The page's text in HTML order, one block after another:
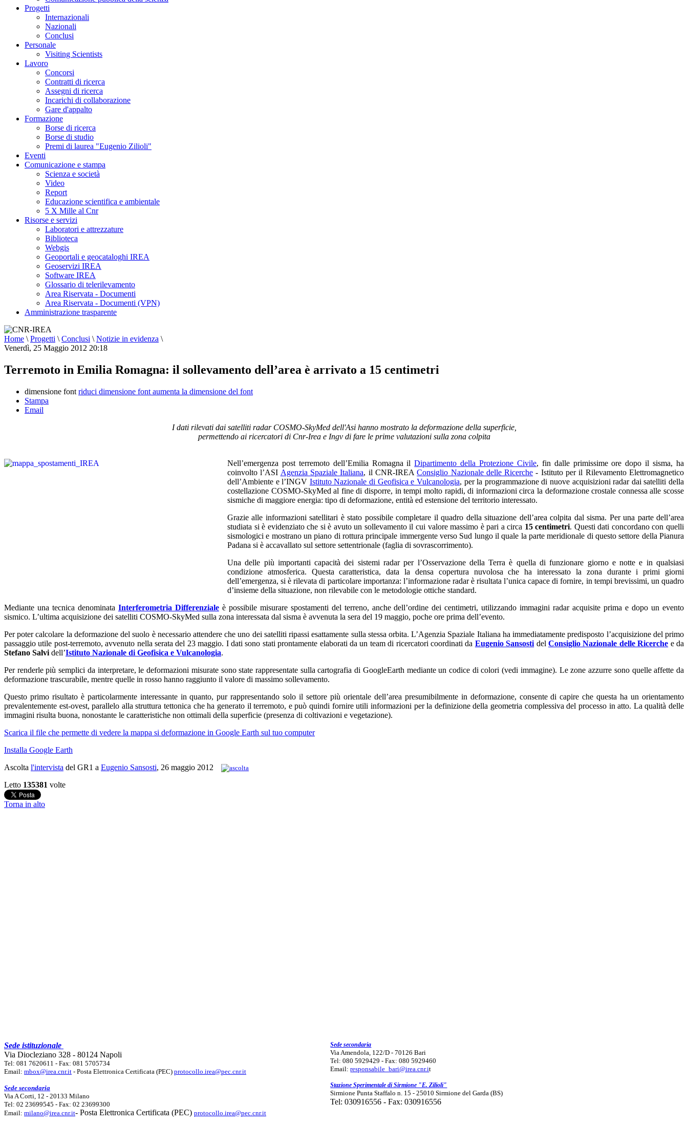
Progetti
Internazionali
Nazionali
Conclusi
Personale
Visiting Scientists
Lavoro
Concorsi
Contratti di ricerca
Assegni di ricerca
Incarichi di collaborazione
Gare d'appalto
Formazione
Borse di ricerca
Borse di studio
Premi di laurea "Eugenio Zilioli"
Eventi
Comunicazione e stampa
Scienza e società
Video
Report
Educazione scientifica e ambientale
5 X Mille al Cnr
Risorse e servizi
Laboratori e attrezzature
Biblioteca
Webgis
Geoportali e geocataloghi IREA
Geoservizi IREA
Software IREA
Glossario di telerilevamento
Area Riservata - Documenti
Area Riservata - Documenti (VPN)
Amministrazione trasparente
Home \ Progetti \ Conclusi \ Notizie in evidenza \
Venerdì, 25 Maggio 2012 20:18
Terremoto in Emilia Romagna: il sollevamento dell’area è arrivato a 15 centimetri
dimensione font riduci dimensione font aumenta la dimensione del font
Stampa
Email
I dati rilevati dai satelliti radar COSMO-SkyMed dell'Asi hanno mostrato la deformazione della superficie,
permettendo ai ricercatori di Cnr-Irea e Ingv di fare le prime valutazioni sulla zona colpita
Nell’emergenza post terremoto dell’Emilia Romagna ilDipartimento della Protezione Civile, fin dalle primissime ore dopo il sisma, ha
coinvolto l’ASI Agenzia Spaziale Italiana, il CNR-IREAConsiglio Nazionale delle Ricerche - Istituto per il Rilevamento Elettromagnetico
dell’Ambiente e l’INGV Istituto Nazionale di Geofisica e Vulcanologia, per la programmazione di nuove acquisizioni radar dai satelliti della
costellazione COSMO-SkyMed al fine di disporre, in tempi molto rapidi, di informazioni circa la deformazione crostale connessa alle scosse
sismiche di maggiore energia: tipo di deformazione, entità ed estensione del territorio interessato.
Grazie alle informazioni satellitari è stato possibile completare il quadro della situazione dell’area colpita dal sisma. Per una parte dell’area
studiata si è evidenziato che si è avuto un sollevamento il cui valore massimo è pari a circa 15 centimetri. Questi dati concordano con quelli
sismologici e mostrano un piano di rottura principale immergente verso Sud lungo il quale la parte meridionale di questo settore della Pianura
Padana si è accavallato sul settore settentrionale (faglia di sovrascorrimento).
Una delle più importanti capacità dei sistemi radar per l’Osservazione della Terra è quella di funzionare giorno e notte e in qualsiasi
condizione atmosferica. Questa caratteristica, data la densa copertura nuvolosa che ha interessato la zona durante i primi giorni
dell’emergenza, si è rilevata di particolare importanza: l’informazione radar è risultata l’unica capace di fornire, in tempi brevissimi, un quadro
d’insieme della situazione, non rilevabile con le metodologie ottiche standard.
Mediante una tecnica denominata Interferometria Differenzialeè possibile misurare spostamenti del terreno, anche dell’ordine dei centimetri, utilizzando immagini radar acquisite prima e dopo un evento
sismico. L’ultima acquisizione dei satelliti COSMO-SkyMed sulla zona interessata dal sisma è avvenuta la sera del 19 maggio, poche ore prima dell’evento.
Per poter calcolare la deformazione del suolo è necessario attendere che uno dei satelliti ripassi esattamente sulla stessa orbita. L’Agenzia Spaziale Italiana ha immediatamente predisposto l’acquisizione del primo
passaggio utile post-terremoto, avvenuto nella serata del 23 maggio. I dati sono stati prontamente elaborati da un team di ricercatori coordinati da Eugenio Sansosti delConsiglio Nazionale delle Ricerche e da
Stefano Salvi dell’Istituto Nazionale di Geofisica e Vulcanologia.
Per renderle più semplici da interpretare, le deformazioni misurate sono state rappresentate sulla cartografia di GoogleEarth mediante un codice di colori (vedi immagine). Le zone azzurre sono quelle affette da
deformazione trascurabile, mentre quelle in rosso hanno raggiunto il valore di massimo sollevamento.
Questo primo risultato è particolarmente interessante in quanto, pur rappresentando solo il settore più orientale dell’area presumibilmente in deformazione, consente di capire che questa ha un orientamento
prevalentemente est-ovest, parallelo alla struttura tettonica che ha generato il terremoto, e può quindi fornire utili informazioni per la definizione della geometria complessiva del processo in atto. La qualità delle
immagini risulta buona, nonostante le caratteristiche non ottimali della superficie (presenza di coltivazioni e vegetazione).
Scarica il file che permette di vedere la mappa si deformazione in Google Earth sul tuo computer
Installa Google Earth
Ascolta l'intervista del GR1 a Eugenio Sansosti, 26 maggio 2012
Letto 135381 volte
Torna in alto
Sede istituzionale
Via Diocleziano 328 - 80124 Napoli
Tel: 081 7620611 - Fax: 081 5705734
Email: mbox@irea.cnr.it - Posta Elettronica Certificata (PEC) protocollo.irea@pec.cnr.it
Sede secondaria
Via A Corti, 12 - 20133 Milano
Tel: 02 23699545 - Fax: 02 23699300
Email: milano@irea.cnr.it- Posta Elettronica Certificata (PEC) protocollo.irea@pec.cnr.it
Sede secondaria
Via Amendola, 122/D - 70126 Bari
Tel: 080 5929429 - Fax: 080 5929460
Email:responsabile_bari@irea.cnr.it
Stazione Sperimentale di Sirmione "E. Zilioli"
Sirmione Punta Staffalo n. 15 - 25010 Sirmione del Garda (BS)
Tel: 030916556 - Fax: 030916556